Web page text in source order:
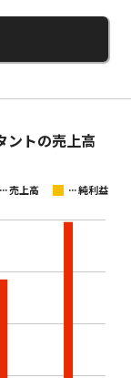
ントの売上高
...売上高 ...純利益